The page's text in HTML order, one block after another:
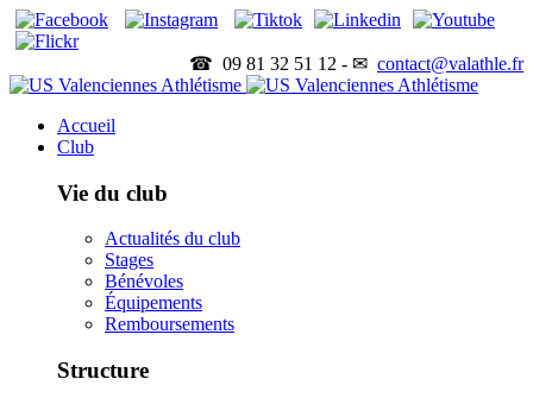
☎ 09 81 32 51 12 - ✉ contact@valathle.fr
Accueil
Club
Vie du club
Actualités du club
Stages
Bénévoles
Équipements
Remboursements
Structure